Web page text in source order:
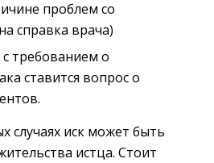
проблем со
справка врача)
требованием о
ставится вопрос о
случаях иск может быть
истца. Стоит